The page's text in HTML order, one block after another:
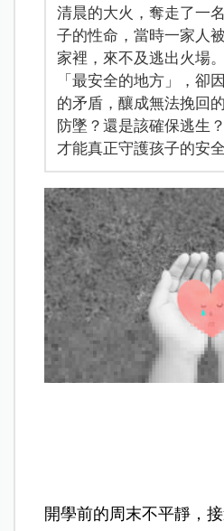
清晨的大火，奪走了一
子的性命，當時一家人
家裡，來不及逃出火場
「最安全的地方」，卻
的矛盾，釀成無法挽回
防墜？還是該確保逃生
才能真正守護孩子的安
開學前的周末不平靜，